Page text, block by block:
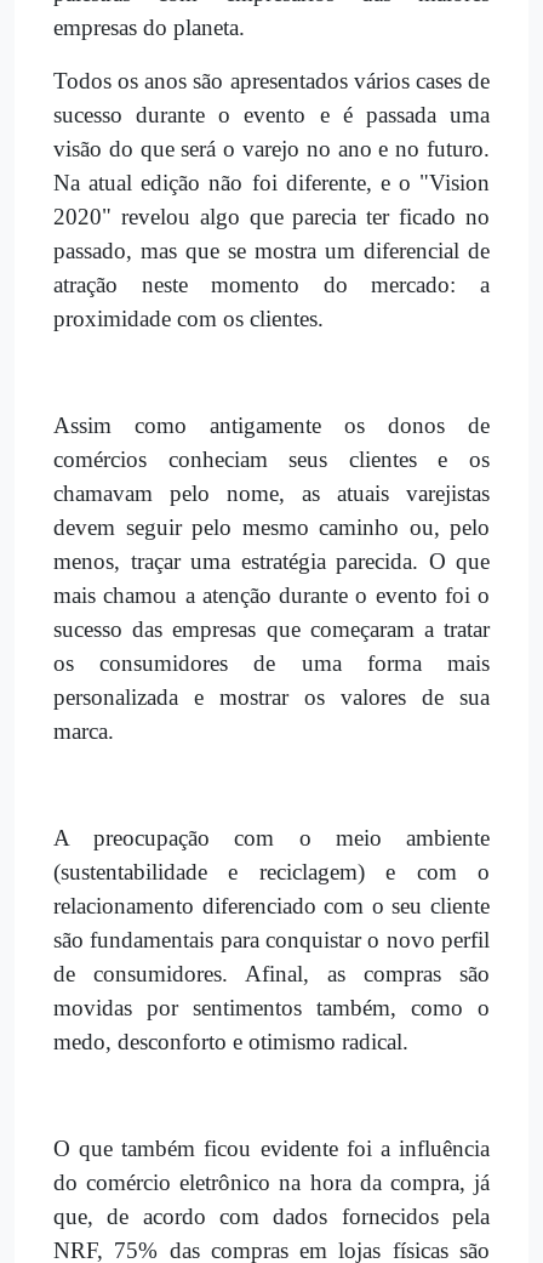
empresas do planeta.
Todos os anos são apresentados vários cases de
sucesso durante o evento e é passada uma
visão do que será o varejo no ano e no futuro.
Na atual edição não foi diferente, e o "Vision
2020" revelou algo que parecia ter ficado no
passado, mas que se mostra um diferencial de
atração neste momento do mercado: a
proximidade com os clientes.
Assim como antigamente os donos de
comércios conheciam seus clientes e os
chamavam pelo nome, as atuais varejistas
devem seguir pelo mesmo caminho ou, pelo
menos, traçar uma estratégia parecida. O que
mais chamou a atenção durante o evento foi o
sucesso das empresas que começaram a tratar
os consumidores de uma forma mais
personalizada e mostrar os valores de sua
marca.
A preocupação com o meio ambiente
(sustentabilidade e reciclagem) e com o
relacionamento diferenciado com o seu cliente
são fundamentais para conquistar o novo perfil
de consumidores. Afinal, as compras são
movidas por sentimentos também, como o
medo, desconforto e otimismo radical.
O que também ficou evidente foi a influência
do comércio eletrônico na hora da compra, já
que, de acordo com dados fornecidos pela
NRF, 75% das compras em lojas físicas são